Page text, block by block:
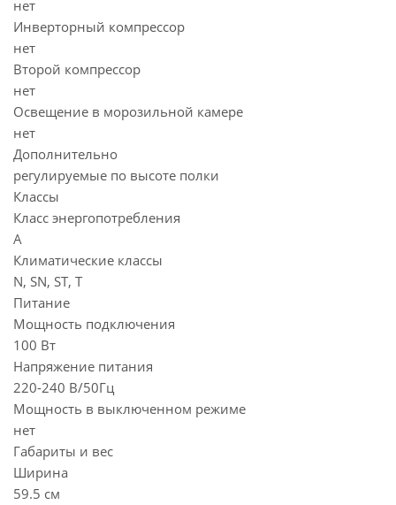
нет
Инверторный компрессор
нет
Второй компрессор
нет
Освещение в морозильной камере
нет
Дополнительно
регулируемые по высоте полки
Классы
Класс энергопотребления
A
Климатические классы
N, SN, ST, T
Питание
Мощность подключения
100 Вт
Напряжение питания
220-240 В/50Гц
Мощность в выключенном режиме
нет
Габариты и вес
Ширина
59.5 см